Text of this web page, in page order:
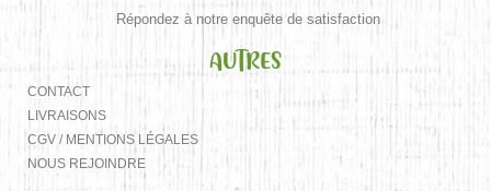
Répondez à notre enquête de satisfaction
AUTRES
CONTACT
LIVRAISONS
CGV / MENTIONS LÉGALES
NOUS REJOINDRE